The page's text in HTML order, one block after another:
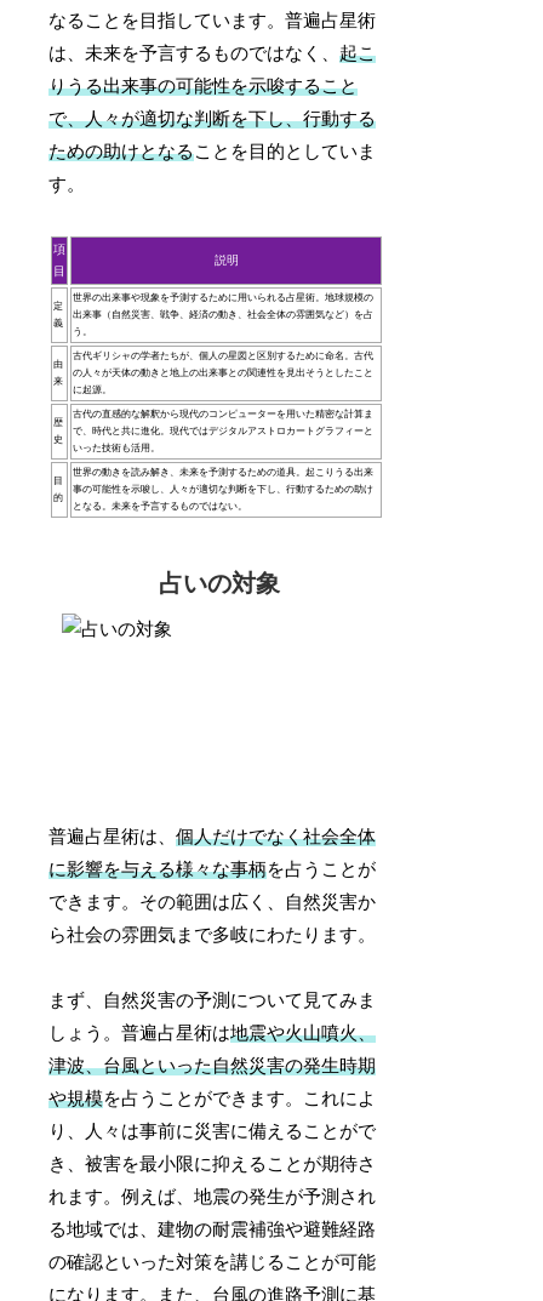
なることを目指しています。普遍占星術
は、未来を予言するものではなく、起こ
りうる出来事の可能性を示唆すること
で、人々が適切な判断を下し、行動する
ための助けとなることを目的としていま
す。
項
目
説明
定
義
世界の出来事や現象を予測するために用いられる占星術。地球規模の
出来事（自然災害、戦争、経済の動き、社会全体の雰囲気など）を占
う。
由
来
古代ギリシャの学者たちが、個人の星図と区別するために命名。古代
の人々が天体の動きと地上の出来事との関連性を見出そうとしたこと
に起源。
歴
史
古代の直感的な解釈から現代のコンピューターを用いた精密な計算ま
で、時代と共に進化。現代ではデジタルアストロカートグラフィーと
いった技術も活用。
目
的
世界の動きを読み解き、未来を予測するための道具。起こりうる出来
事の可能性を示唆し、人々が適切な判断を下し、行動するための助け
となる。未来を予言するものではない。
占いの対象
普遍占星術は、個人だけでなく社会全体
に影響を与える様々な事柄を占うことが
できます。その範囲は広く、自然災害か
ら社会の雰囲気まで多岐にわたります。
まず、自然災害の予測について見てみま
しょう。普遍占星術は地震や火山噴火、
津波、台風といった自然災害の発生時期
や規模を占うことができます。これによ
り、人々は事前に災害に備えることがで
き、被害を最小限に抑えることが期待さ
れます。例えば、地震の発生が予測され
る地域では、建物の耐震補強や避難経路
の確認といった対策を講じることが可能
になります。また、台風の進路予測に基